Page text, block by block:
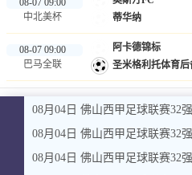
中北美杯
蒂华纳
08-07 09:00
巴马全联
阿卡德锦标
圣米格利托体育后